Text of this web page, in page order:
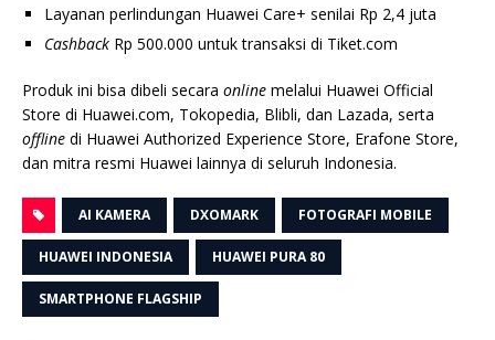
Layanan perlindungan Huawei Care+ senilai Rp 2,4 juta
Cashback Rp 500.000 untuk transaksi di Tiket.com
Produk ini bisa dibeli secara online melalui Huawei Official
Store di Huawei.com, Tokopedia, Blibli, dan Lazada, serta
offline di Huawei Authorized Experience Store, Erafone Store,
dan mitra resmi Huawei lainnya di seluruh Indonesia.
AI KAMERA DXOMARK FOTOGRAFI MOBILE
HUAWEI INDONESIA HUAWEI PURA 80
SMARTPHONE FLAGSHIP